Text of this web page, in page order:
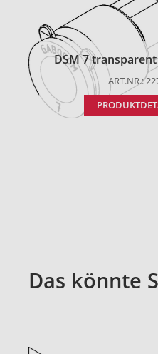
DSM 7
ART.NR.:
Das könnte